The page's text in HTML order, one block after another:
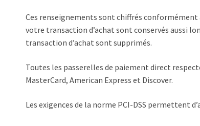
Ces renseignements sont chiffrés conformément
votre transaction d’achat sont conservés aussi
transaction d’achat sont supprimés.
Toutes les passerelles de paiement direct
MasterCard, American Express et Discover.
Les exigences de la norme PCI-DSS permettent